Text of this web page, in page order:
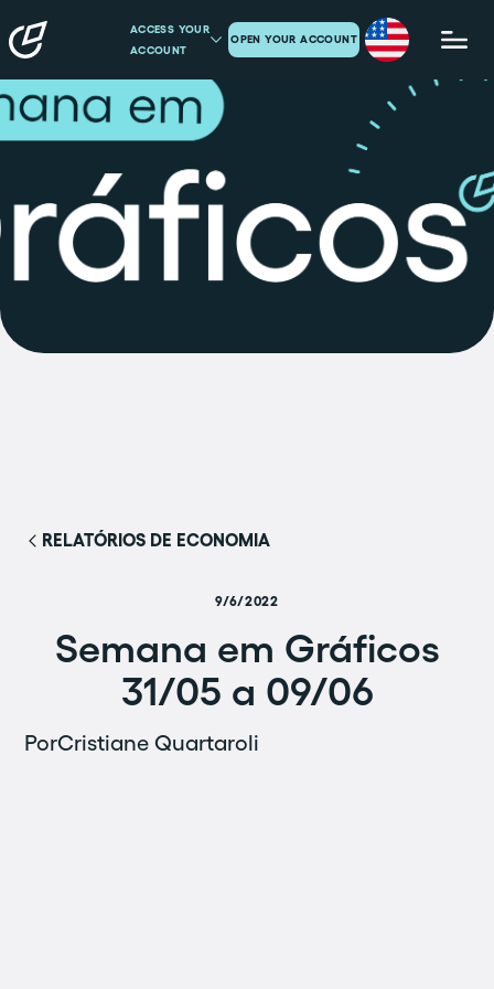
ACCESS YOUR
ACCOUNT
OPEN YOUR ACCOUNT
RELATÓRIOS DE ECONOMIA
9/6/2022
Semana em Gráficos
31/05 a 09/06
PorCristiane Quartaroli